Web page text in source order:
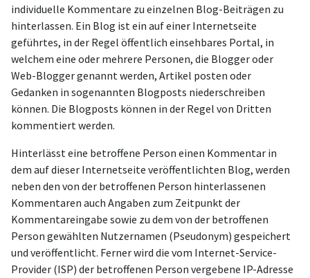
individuelle Kommentare zu einzelnen Blog-Beiträgen zu
hinterlassen. Ein Blog ist ein auf einer Internetseite
geführtes, in der Regel öffentlich einsehbares Portal, in
welchem eine oder mehrere Personen, die Blogger oder
Web-Blogger genannt werden, Artikel posten oder
Gedanken in sogenannten Blogposts niederschreiben
können. Die Blogposts können in der Regel von Dritten
kommentiert werden.
Hinterlässt eine betroffene Person einen Kommentar in
dem auf dieser Internetseite veröffentlichten Blog, werden
neben den von der betroffenen Person hinterlassenen
Kommentaren auch Angaben zum Zeitpunkt der
Kommentareingabe sowie zu dem von der betroffenen
Person gewählten Nutzernamen (Pseudonym) gespeichert
und veröffentlicht. Ferner wird die vom Internet-Service-
Provider (ISP) der betroffenen Person vergebene IP-Adresse